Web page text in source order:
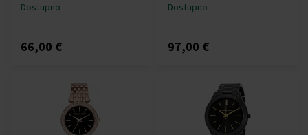
Dostupno
66,00 €
Dostupno
97,00 €